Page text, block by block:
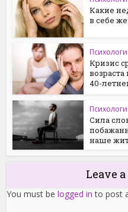
Какие
в себе
Кризис
40-
Сила
наше
Leave
You must belogged in to post